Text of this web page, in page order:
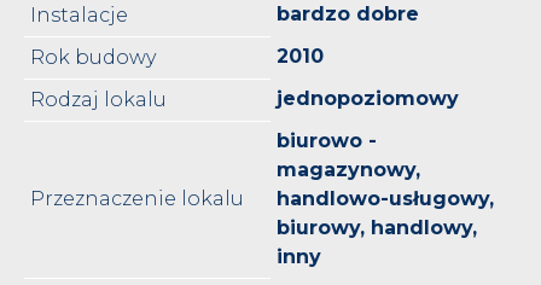
Instalacje
bardzo dobre
Rok budowy
2010
Rodzaj lokalu
jednopoziomowy
Przeznaczenie lokalu
biurowo -
magazynowy,
handlowo-usługowy,
biurowy, handlowy,
inny